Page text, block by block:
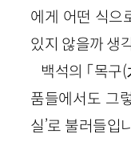
에게 어떤 식으
있지 않을까 생
백석의 「목
품들에서도 그
실’로 불러들입